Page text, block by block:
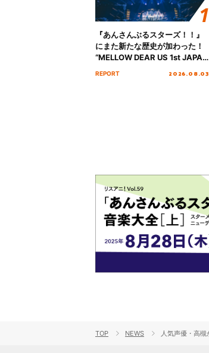
『あんさんぶるスターズ！！』
にまた新たな歴史が加わった！
“MELLOW DEAR US 1st JAPAN
!!」Dear 横浜BUNTAI”をレポー
REPORT 2026.08.03
TOP NEWS